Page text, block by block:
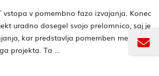
vstopa v pomembno fazo izvajanja. Konec
uradno dosegel svojo prelomnico, saj je
kar predstavlja pomemben mejnik
projekta. Ta …